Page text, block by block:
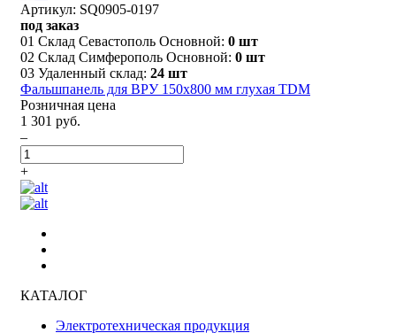
Артикул: SQ0905-0197
под заказ
01 Склад Севастополь Основной: 0 шт
02 Склад Симферополь Основной: 0 шт
03 Удаленный склад: 24 шт
Фальшпанель для ВРУ 150х800 мм глухая TDM
Розничная цена
1 301 руб.
–
+
КАТАЛОГ
Электротехническая продукция